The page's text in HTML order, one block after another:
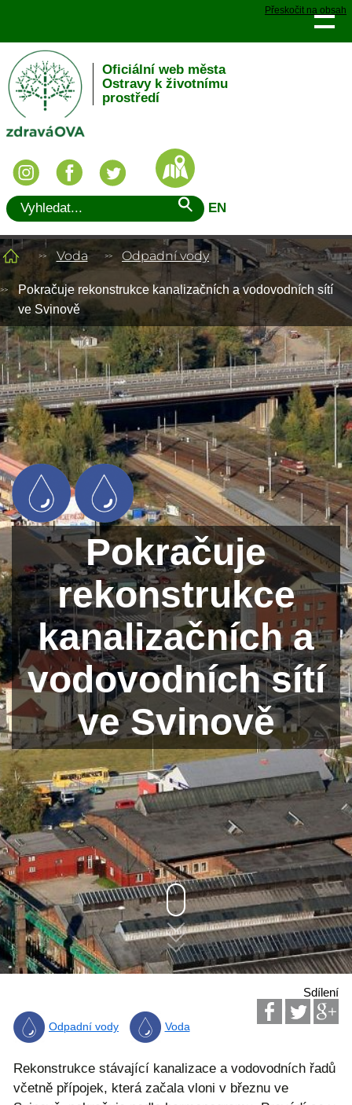
Přeskočit na obsah
Oficiální web města
Ostravy k životnímu
prostředí
EN
Voda Odpadní vody
Pokračuje rekonstrukce kanalizačních a vodovodních sítí
ve Svinově
Pokračuje
rekonstrukce
kanalizačních a
vodovodních sítí
ve Svinově
Sdílení
Odpadní vody Voda
Rekonstrukce stávající kanalizace a vodovodních řadů
včetně přípojek, která začala vloni v březnu ve